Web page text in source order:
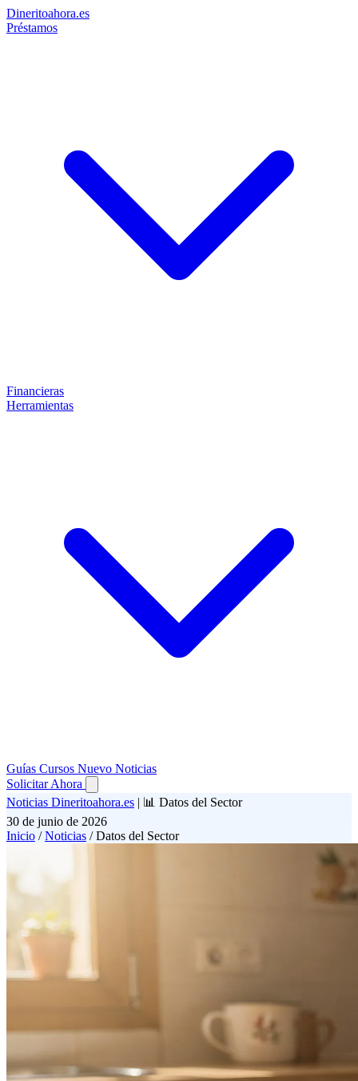
Dineritoahora.es
Préstamos
Financieras
Herramientas
Guías Cursos Nuevo Noticias
Solicitar Ahora
Noticias Dineritoahora.es | 📊 Datos del Sector
30 de junio de 2026
Inicio / Noticias / Datos del Sector